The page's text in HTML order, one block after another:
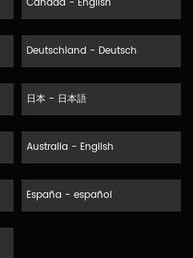
Canada - English
Deutschland - Deutsch
日本 - 日本語
Australia - English
España - español